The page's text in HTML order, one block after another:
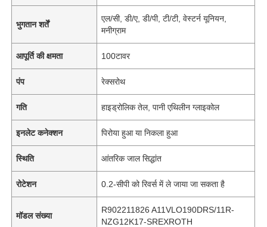
भुगतान शर्तें
एल/सी, डी/ए, डी/पी, टी/टी, वेस्टर्न यूनियन,
मनीग्राम
आपूर्ति की क्षमता 100टावर
पंप रेक्सरोथ
गति हाइड्रोलिक तेल, पानी एथिलीन ग्लाइकोल
इनलेट कनेक्शन पिरोया हुआ या निकला हुआ
स्थिति आंतरिक जाल सिद्धांत
रोटेशन 0.2-सीपी को रिवर्स में ले जाया जा सकता है
मॉडल संख्या
R902211826 A11VLO190DRS/11R-
NZG12K17-SREXROTH